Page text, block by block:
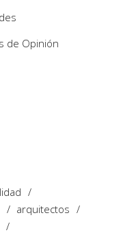
de Opinión
arquitectos